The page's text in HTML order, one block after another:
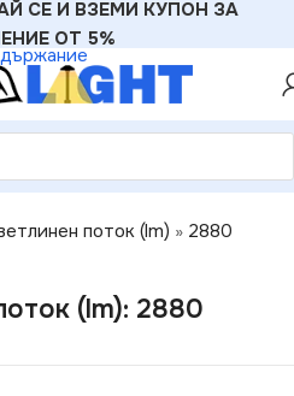
СЕ И ВЗЕМИ КУПОН ЗА
ОТ 5%
поток (lm) » 2880
(lm): 2880